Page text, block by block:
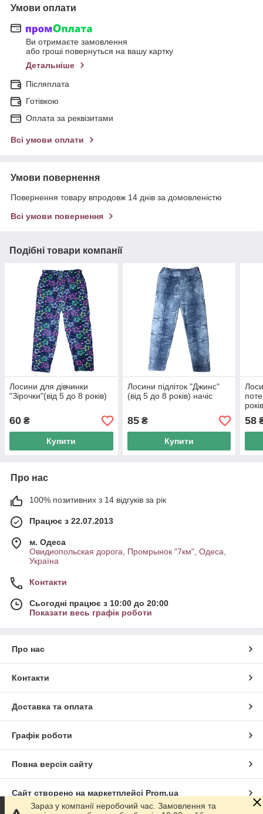
Умови оплати
Ви отримаєте замовлення
або гроші повернуться на вашу картку
Детальніше
Післяплата
Готівкою
Оплата за реквізитами
Всі умови оплати
Умови повернення
Повернення товару впродовж 14 днів за домовленістю
Всі умови повернення
Подібні товари компанії
Лосини для дівчинки
"Зірочки"(від 5 до 8 років)
60 ₴
Купити
Лосини підліток "Джинс"
(від 5 до 8 років) начіс
85₴
Купити
58
Про нас
100% позитивних з 14 відгуків за рік
Працює з 22.07.2013
м. Одеса
Овидиопольская дорога, Промрынок "7км", Одеса,
Україна
Контакти
Сьогодні працює з 10:00 до 20:00
Показати весь графік роботи
Про нас
Контакти
Доставка та оплата
Графік роботи
Повна версія сайту
Сайт створено на маркетплейсі Prom.ua
Зараз у компанії неробочий час. Замовлення та